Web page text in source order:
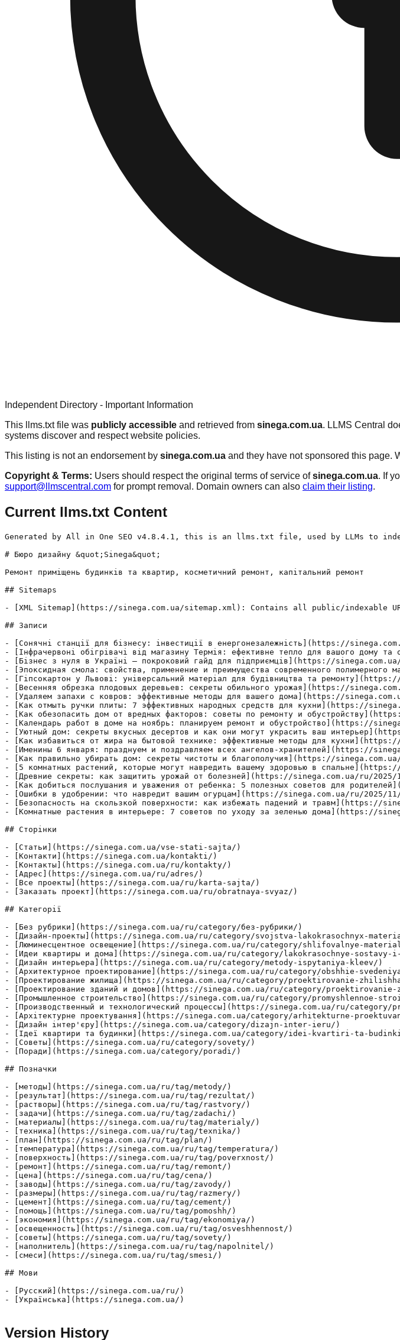
Independent Directory - Important Information
This llms.txt file was publicly accessible and retrieved from sinega.com.ua. LLMS Central
systems discover and respect website policies.
This listing is not an endorsement by sinega.com.ua and they have not sponsored this page.
Copyright & Terms: Users should respect the original terms of service ofsinega.com.ua. If
support@llmscentral.com for prompt removal. Domain owners can also claim their listing.
Current llms.txt Content
Generated by All in One SEO v4.8.4.1, this is an llms.txt file, used by LLMs to
# Бюро дизайну &quot;Sinega&quot;
Ремонт приміщень будинків та квартир, косметичний ремонт, капітальний ремонт
## Sitemaps
- [XML Sitemap](https://sinega.com.ua/sitemap.xml): Contains all public/indexable
## Записи
- [Сонячні станції для бізнесу: інвестиції в енергонезалежність](https://
- [Інфрачервоні обігрівачі від магазину Термія: ефективне тепло для вашого
- [Бізнес з нуля в Україні — покроковий гайд для підприємців](https://
- [Эпоксидная смола: свойства, применение и преимущества современного
- [Гіпсокартон у Львові: універсальний матеріал для будівництва та
- [Весенняя обрезка плодовых деревьев: секреты обильного урожая](https://
- [Удаляем запахи с ковров: эффективные методы для вашего дома](https://
- [Как отмыть ручки плиты: 7 эффективных народных средств для кухни](https://
- [Как обезопасить дом от вредных факторов: советы по ремонту и
- [Календарь работ в доме на ноябрь: планируем ремонт и обустройство](https://
- [Уютный дом: секреты вкусных десертов и как они могут украсить ваш
- [Как избавиться от жира на бытовой технике: эффективные методы для
- [Именины 6 января: празднуем и поздравляем всех ангелов-хранителей](https://
- [Как правильно убирать дом: секреты чистоты и благополучия](https://
- [5 комнатных растений, которые могут навредить вашему здоровью в
- [Древние секреты: как защитить урожай от болезней](https://sinega.com.ua/ru/
- [Как добиться послушания и уважения от ребенка: 5 полезных советов для
- [Ошибки в удобрении: что навредит вашим огурцам](https://sinega.com.ua/ru/
- [Безопасность на скользкой поверхности: как избежать падений и
- [Комнатные растения в интерьере: 7 советов по уходу за зеленью дома](https://
## Сторінки
- [Статьи](https://sinega.com.ua/vse-stati-sajta/)
- [Контакти](https://sinega.com.ua/kontakti/)
- [Контакты](https://sinega.com.ua/ru/kontakty/)
- [Адрес](https://sinega.com.ua/ru/adres/)
- [Все проекты](https://sinega.com.ua/ru/karta-sajta/)
- [Заказать проект](https://sinega.com.ua/ru/obratnaya-svyaz/)
## Категорії
- [Без рубрики](https://sinega.com.ua/ru/category/без-рубрики/)
- [Дизайн-проекты](https://sinega.com.ua/ru/category/svojstva-lakokrasochnyx-
- [Люминесцентное освещение](https://sinega.com.ua/ru/category/shlifovalnye-
- [Идеи квартиры и дома](https://sinega.com.ua/ru/category/lakokrasochnye-sostavy-
- [Дизайн интерьера](https://sinega.com.ua/ru/category/metody-ispytaniya-kleev/)
- [Архитектурное проектирование](https://sinega.com.ua/ru/category/obshhie-
- [Проектирование жилища](https://sinega.com.ua/ru/category/proektirovanie-
- [Проектирование зданий и домов](https://sinega.com.ua/ru/category/
- [Промышленное строительство](https://sinega.com.ua/ru/category/promyshlennoe-
- [Производственный и технологический процессы](https://sinega.com.ua/ru/
- [Архітектурне проектування](https://sinega.com.ua/category/arhitekturne-
- [Дизайн інтер'єру](https://sinega.com.ua/category/dizajn-inter-ieru/)
- [Ідеї квартири та будинки](https://sinega.com.ua/category/idei-kvartiri-ta-
- [Советы](https://sinega.com.ua/ru/category/sovety/)
- [Поради](https://sinega.com.ua/category/poradi/)
## Позначки
- [методы](https://sinega.com.ua/ru/tag/metody/)
- [результат](https://sinega.com.ua/ru/tag/rezultat/)
- [растворы](https://sinega.com.ua/ru/tag/rastvory/)
- [задачи](https://sinega.com.ua/ru/tag/zadachi/)
- [материалы](https://sinega.com.ua/ru/tag/materialy/)
- [техника](https://sinega.com.ua/ru/tag/texnika/)
- [план](https://sinega.com.ua/ru/tag/plan/)
- [температура](https://sinega.com.ua/ru/tag/temperatura/)
- [поверхность](https://sinega.com.ua/ru/tag/poverxnost/)
- [ремонт](https://sinega.com.ua/ru/tag/remont/)
- [цена](https://sinega.com.ua/ru/tag/cena/)
- [заводы](https://sinega.com.ua/ru/tag/zavody/)
- [размеры](https://sinega.com.ua/ru/tag/razmery/)
- [цемент](https://sinega.com.ua/ru/tag/cement/)
- [помощь](https://sinega.com.ua/ru/tag/pomoshh/)
- [экономия](https://sinega.com.ua/ru/tag/ekonomiya/)
- [освещенность](https://sinega.com.ua/ru/tag/osveshhennost/)
- [советы](https://sinega.com.ua/ru/tag/sovety/)
- [наполнитель](https://sinega.com.ua/ru/tag/napolnitel/)
- [смеси](https://sinega.com.ua/ru/tag/smesi/)
## Мови
- [Русский](https://sinega.com.ua/ru/)
- [Українська](https://sinega.com.ua/)
Version History